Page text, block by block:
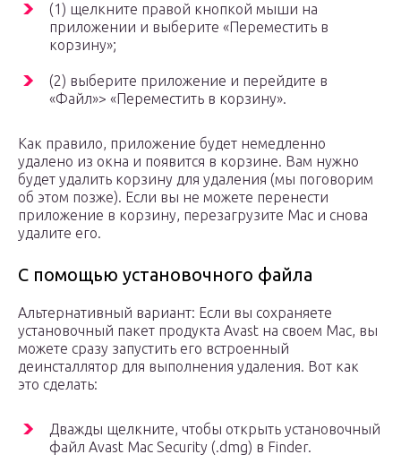
(1) щелкните правой кнопкой мыши на
приложении и выберите «Переместить в
корзину»;
(2) выберите приложение и перейдите в
«Файл»> «Переместить в корзину».
Как правило, приложение будет немедленно
удалено из окна и появится в корзине. Вам нужно
будет удалить корзину для удаления (мы поговорим
об этом позже). Если вы не можете перенести
приложение в корзину, перезагрузите Mac и снова
удалите его.
С помощью установочного файла
Альтернативный вариант: Если вы сохраняете
установочный пакет продукта Avast на своем Mac, вы
можете сразу запустить его встроенный
деинсталлятор для выполнения удаления. Вот как
это сделать:
Дважды щелкните, чтобы открыть установочный
файл Avast Mac Security (.dmg) в Finder.